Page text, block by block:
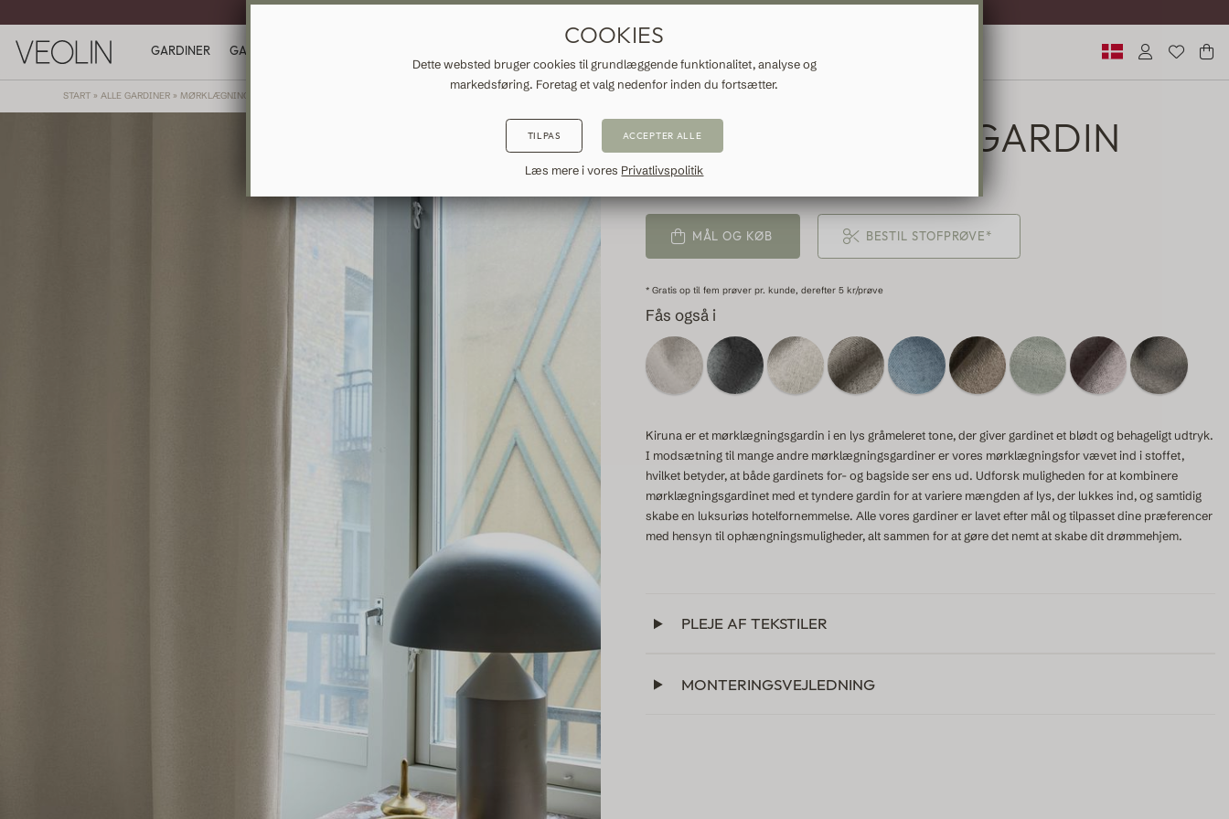
GARDINER GAVEKORT
START» ALLE GARDINER» MØRKLÆGNING
MØRKLÆGNINGSGARDIN
KIRUNA, LIGHT GREIGE
MÅL OG KØB BESTIL STOFPRØVE*
* Gratis op til fem prøver pr. kunde, derefter 5 kr/prøve
Fås også i
Kiruna er et mørklægningsgardin i en lys gråmeleret tone, der giver gardinet et blødt og behageligt udtryk.
I modsætning til mange andre mørklægningsgardiner er vores mørklægningsfor vævet ind i stoffet,
hvilket betyder, at både gardinets for- og bagside ser ens ud. Udforsk muligheden for at kombinere
mørklægningsgardinet med et tyndere gardin for at variere mængden af lys, der lukkes ind, og samtidig
skabe en luksuriøs hotelfornemmelse. Alle vores gardiner er lavet efter mål og tilpasset dine præferencer
med hensyn til ophængningsmuligheder, alt sammen for at gøre det nemt at skabe dit drømmehjem.
PLEJE AF TEKSTILER
MONTERINGSVEJLEDNING
COOKIES
Dette websted bruger cookies til grundlæggende funktionalitet, analyse og
markedsføring. Foretag et valg nedenfor inden du fortsætter.
TILPAS ACCEPTER ALLE
Læs mere i vores Privatlivspolitik